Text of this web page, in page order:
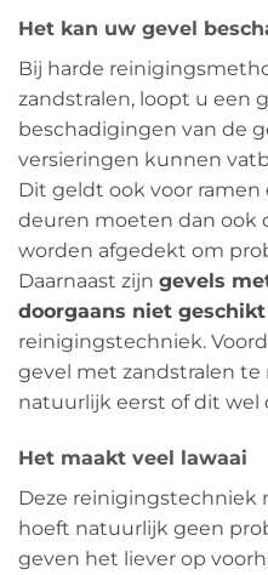
Het kan uw gevel
Bij harde
zandstralen, loopt u een
beschadigingen van de
versieringen kunnen
Dit geldt ook voor ramen
deuren moeten dan ook
worden afgedekt om
Daarnaast zijn gevels
doorgaans niet geschikt
reinigingstechniek.
gevel met zandstralen te
natuurlijk eerst of dit wel
Het maakt veel lawaai
Deze reinigingstechniek
hoeft natuurlijk geen
geven het liever op